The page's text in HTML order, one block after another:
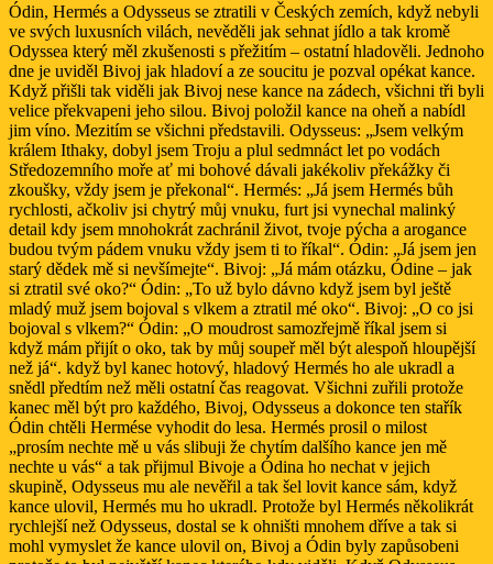
Ódin, Hermés a Odysseus se ztratili v Českých zemích, když nebyli
ve svých luxusních vilách, nevěděli jak sehnat jídlo a tak kromě
Odyssea který měl zkušenosti s přežitím – ostatní hladověli. Jednoho
dne je uviděl Bivoj jak hladoví a ze soucitu je pozval opékat kance.
Když přišli tak viděli jak Bivoj nese kance na zádech, všichni tři byli
velice překvapeni jeho silou. Bivoj položil kance na oheň a nabídl
jim víno. Mezitím se všichni představili. Odysseus: „Jsem velkým
králem Ithaky, dobyl jsem Troju a plul sedmnáct let po vodách
Středozemního moře ať mi bohové dávali jakékoliv překážky či
zkoušky, vždy jsem je překonal“. Hermés: „Já jsem Hermés bůh
rychlosti, ačkoliv jsi chytrý můj vnuku, furt jsi vynechal malinký
detail kdy jsem mnohokrát zachránil život, tvoje pýcha a arogance
budou tvým pádem vnuku vždy jsem ti to říkal“. Ódin: „Já jsem jen
starý dědek mě si nevšímejte“. Bivoj: „Já mám otázku, Ódine – jak
si ztratil své oko?“ Ódin: „To už bylo dávno když jsem byl ještě
mladý muž jsem bojoval s vlkem a ztratil mé oko“. Bivoj: „O co jsi
bojoval s vlkem?“ Ódin: „O moudrost samozřejmě říkal jsem si
když mám přijít o oko, tak by můj soupeř měl být alespoň hloupější
než já“. když byl kanec hotový, hladový Hermés ho ale ukradl a
snědl předtím než měli ostatní čas reagovat. Všichni zuřili protože
kanec měl být pro každého, Bivoj, Odysseus a dokonce ten stařík
Ódin chtěli Hermése vyhodit do lesa. Hermés prosil o milost
„prosím nechte mě u vás slibuji že chytím dalšího kance jen mě
nechte u vás“ a tak přijmul Bivoje a Ódina ho nechat v jejich
skupině, Odysseus mu ale nevěřil a tak šel lovit kance sám, když
kance ulovil, Hermés mu ho ukradl. Protože byl Hermés několikrát
rychlejší než Odysseus, dostal se k ohništi mnohem dříve a tak si
mohl vymyslet že kance ulovil on, Bivoj a Ódin byly zapůsobeni